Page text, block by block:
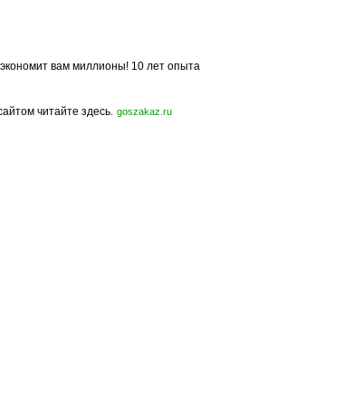
вам миллионы! 10 лет опыта
читайте здесь. goszakaz.ru